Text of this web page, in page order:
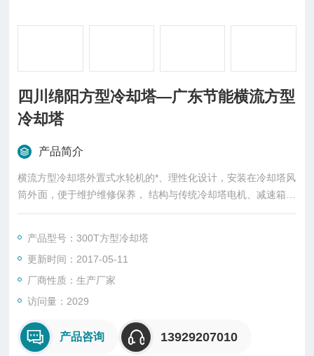
四川绵阳方型冷却塔—广东节能横流方型
冷却塔
产品简介
横流方型冷却塔外置式水轮机的*、理性化设计，安装在冷却塔风
筒外面，便于维护维修保养， 结构与传统冷却塔电机、减速箱相
同，取消传统电机的机械噪音和故障率，运转平稳，可靠性高。
广东Z大产量冷却塔厂家生产热销：四川绵阳方型冷却塔—广东
节能横流方型冷却塔
产品型号：300T方型冷却塔
更新时间：2017-05-11
厂商性质：生产厂家
访问量：2029
产品咨询 13929207010